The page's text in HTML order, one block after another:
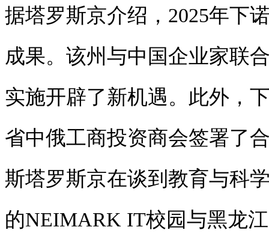
据塔罗斯京介绍，2025年下
成果。该州与中国企业家联
实施开辟了新机遇。此外，
省中俄工商投资商会签署了
斯塔罗斯京在谈到教育与科
的NEIMARK IT校园与黑龙